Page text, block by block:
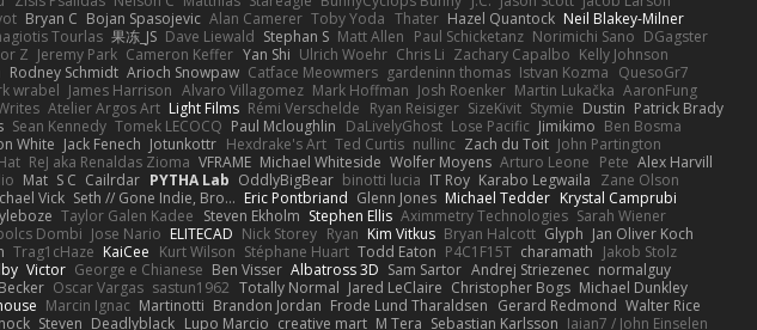
Bryan C Bojan Spasojevic Alan Camerer Toby Yoda Thater Hazel Quantock Neil Blakey-Milner
Tourlas 果冻_JS Dave Liewald Stephan S Matt Allen Paul Schicketanz Norimichi Sano DGagster
Z Jeremy Park Cameron Keffer Yan Shi Ulrich Woehr Chris Li Zachary Capalbo Kelly Johnson
Rodney Schmidt Arioch Snowpaw Catface Meowmers gardeninn thomas Istvan Kozma QuesoGr7
wrabel James Harrison Alvaro Villagomez Mark Hoffman Josh Roenker Martin Lukačka AaronFung
Atelier Argos Art Light Films Rémi Verschelde Ryan Reisiger SizeKivit Stymie Dustin Patrick Brady
Sean Kennedy Tomek LECOCQ Paul Mcloughlin DaLivelyGhost Lose Pacific Jimikimo Ben Bosma
White Jack Fenech Jotunkottr Hexdrake's Art Ted Curtis nullinc Zach du Toit John Partington
ReJ aka Renaldas Zioma VFRAME Michael Whiteside Wolfer Moyens Arturo Leone Pete Alex Harvill
Mat S C Cailrdar PYTHA Lab OddlyBigBear binotti lucia IT Roy Karabo Legwaila Zane Olson
Vick Seth // Gone Indie, Bro... Eric Pontbriand Glenn Jones Michael Tedder Krystal Camprubi
Taylor Galen Kadee Steven Ekholm Stephen Ellis Aximmetry Technologies Sarah Wiener
Dombi Jose Nario ELITECAD Nick Storey Ryan Kim Vitkus Bryan Halcott Glyph Jan Oliver Koch
Trag1cHaze KaiCee Kurt Wilson Stéphane Huart Todd Eaton P4C1F15T charamath Jakob Stolz
Victor George e Chianese Ben Visser Albatross 3D Sam Sartor Andrej Striezenec normalguy
Oscar Vargas sastun1962 Totally Normal Jared LeClaire Christopher Bogs Michael Dunkley
Marcin Ignac Martinotti Brandon Jordan Frode Lund Tharaldsen Gerard Redmond Walter Rice
Steven Deadlyblack Lupo Marcio creative mart M Tera Sebastian Karlsson Iaian7 / John Einselen